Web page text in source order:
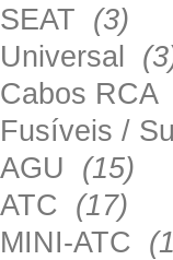
SEAT (3)
Universal
Cabos RCA
Fusíveis /
AGU (15)
ATC (17)
MINI-ATC